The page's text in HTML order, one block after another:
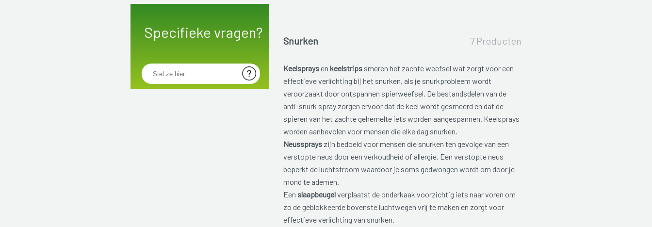
Specifieke vragen? Snurken 7 Producten
Keelspraysen keelstripssmeren het zachte weefsel wat zorgt voor een
effectieve verlichting bij het snurken, als je snurkprobleem wordt
veroorzaakt door ontspannen spierweefsel. De bestandsdelen van de
anti-snurk spray zorgen ervoor dat de keel wordt gesmeerd en dat de
spieren van het zachte gehemelte iets worden aangespannen. Keelsprays
worden aanbevolen voor mensen die elke dag snurken.
Neussprayszijn bedoeld voor mensen die snurken ten gevolge van een
verstopte neus door een verkoudheid of allergie. Een verstopte neus
beperkt de luchtstroom waardoor je soms gedwongen wordt om door je
mond te ademen.
Een slaapbeugelverplaatst de onderkaak voorzichtig iets naar voren om
zo de geblokkeerde bovenste luchtwegen vrij te maken en zorgt voor
effectieve verlichting van snurken.